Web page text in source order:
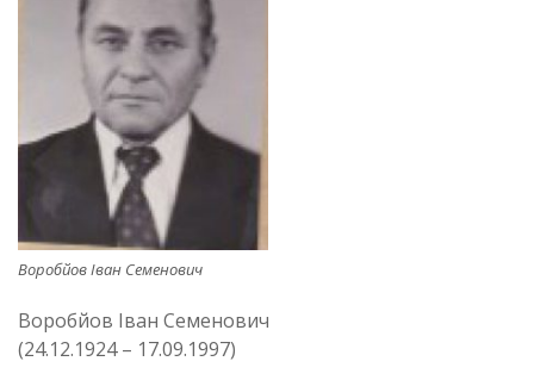
Воробйов Іван Семенович
Воробйов Іван Семенович
(24.12.1924 – 17.09.1997)